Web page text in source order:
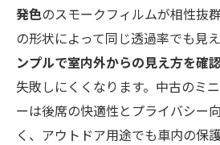
発色のスモークフィルムが相性抜
の形状によって同じ透過率でも見
ンプルで室内外からの見え方を確
失敗しにくくなります。中古のミ
ーは後席の快適性とプライバシー
く、アウトドア用途でも車内の保